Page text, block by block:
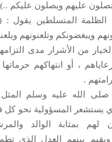
عليهم ويصلون عليكم ..)
المتسلطين يقول :
ويبغضونكم وتلعنونهم
من الأشرار مدى
، أو انتهاكهم
.
صلى الله عليه وسلم
يستشعر المسؤولية نحو كل
لهم بمثابة الوالد
بينهم العدل الذي